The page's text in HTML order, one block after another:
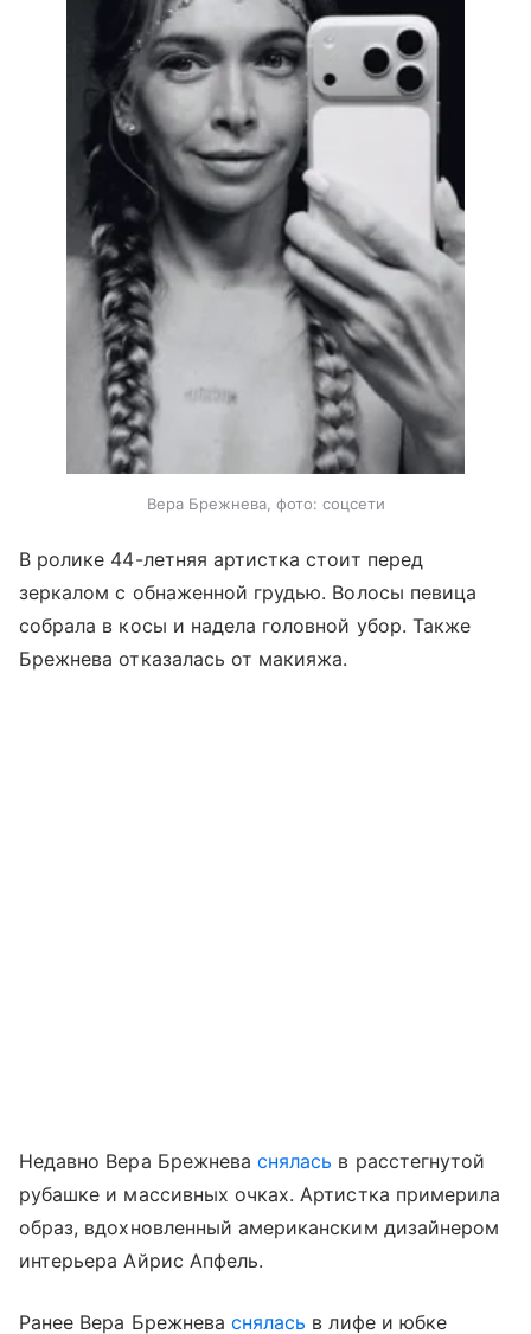
Вера Брежнева, фото: соцсети
В ролике 44-летняя артистка стоит перед
зеркалом с обнаженной грудью. Волосы певица
собрала в косы и надела головной убор. Также
Брежнева отказалась от макияжа.
Недавно Вера Брежневаснялась в расстегнутой
рубашке и массивных очках. Артистка примерила
образ, вдохновленный американским дизайнером
интерьера Айрис Апфель.
Ранее Вера Брежнева снялась в лифе и юбке